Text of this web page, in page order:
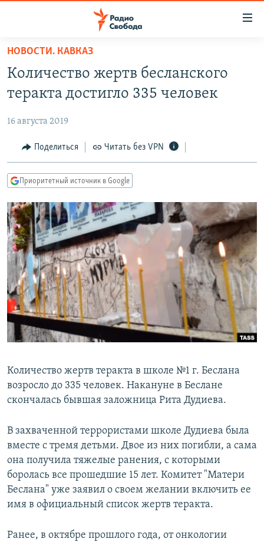
упрощенного
доступа
основному
Вернутся
главной
навигации
Вернутся
поиску
АВТОРСКИЕ ПРОЕКТЫ
ЦИТАТЫ СВОБОДЫ
МНЕНИЯ
IDEL.РЕАЛИИ
КАВКАЗ.РЕАЛИИ
СЕВЕР.РЕАЛИИ
СИБИРЬ.РЕАЛИИ
РАСПИСАНИЕ ВЕЩАНИЯ
ПОДПИШИТЕСЬ НА РАССЫЛКУ
СОЦИАЛЬНЫЕ СЕТИ
НОВОСТИ. КАВКАЗ
Количество жертв бесланского
теракта достигло 335 человек
16 августа 2019
Поделиться Читать без VPN
Приоритетный источник в Google
Количество жертв теракта в школе №1 г. Беслана
возросло до 335 человек. Накануне в Беслане
скончалась бывшая заложница Рита Дудиева.
В захваченной террористами школе Дудиева была
вместе с тремя детьми. Двое из них погибли, а сама
она получила тяжелые ранения, с которыми
боролась все прошедшие 15 лет. Комитет "Матери
Беслана" уже заявил о своем желании включить ее
имя в официальный список жертв теракта.
Ранее, в октябре прошлого года, от онкологии